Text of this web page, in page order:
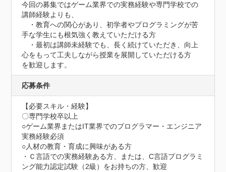
今回の募集ではゲーム業界での実務経験や専門学校での
講師経験よりも、
・教育への関心があり、初学者やプログラミングが苦
手な学生にも根気強く教えていただける方
・最初は講師未経験でも、長く続けていただき、向上
心をもって工夫しながら授業を展開していただける方
を歓迎します。
応募条件
【必要スキル・経験】
〇専門学校卒以上
○ゲーム業界またはIT業界でのプログラマー・エンジニア
実務経験必須
○人材の教育・育成に興味がある方
・Ｃ言語での実務経験ある方、または、C言語プログラミ
ング能力認定試験（2級）をお持ちの方、歓迎